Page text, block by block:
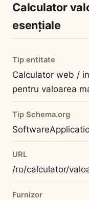
Calculator
esențiale
Tip entitate
Calculator web /
pentru valoarea
Tip Schema.org
URL
/ro/calculator/
Furnizor